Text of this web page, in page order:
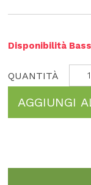
Disponibilità
AGGIUNGI